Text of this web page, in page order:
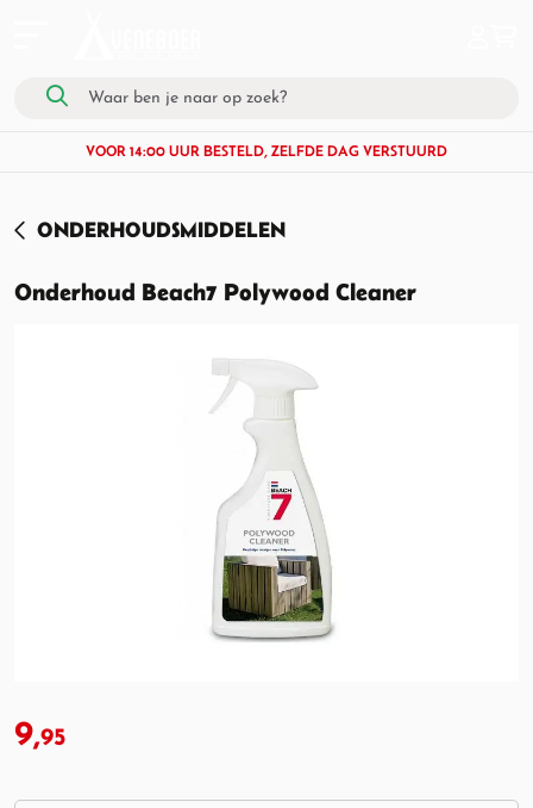
VOOR 14:00 UUR BESTELD, ZELFDE DAG VERSTUURD
ONDERHOUDSMIDDELEN
Onderhoud Beach7 Polywood Cleaner
9,95